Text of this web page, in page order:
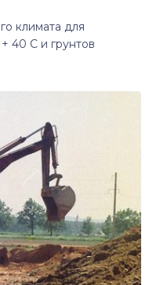
климата для
40 С и грунтов